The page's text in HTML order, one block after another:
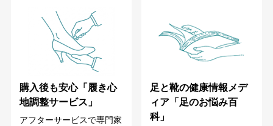
購入後も安心「履き心
地調整サービス」
アフターサービスで専門家
足と靴の健康情報メデ
ィア「足のお悩み百
科」